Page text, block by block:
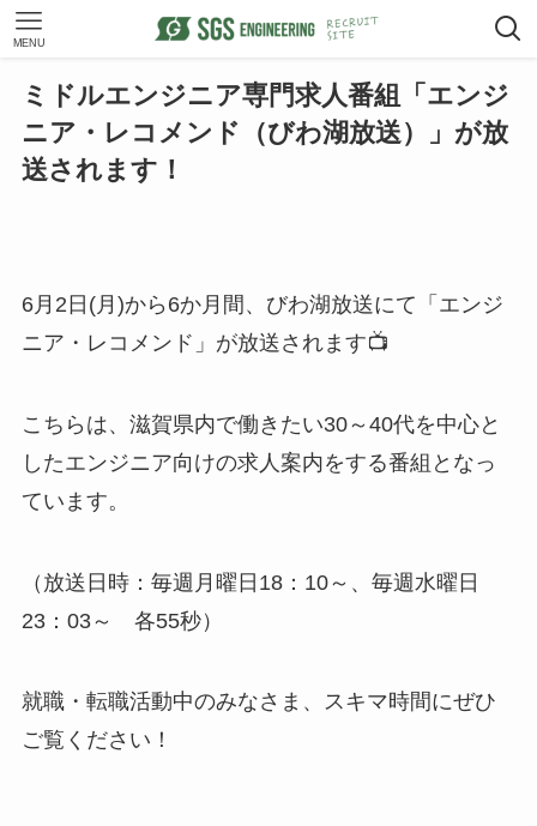
MENU
ホーム
ミドルエンジニア専門求人番組「エンジ
ニア・レコメンド（びわ湖放送）」が放
送されます！
6月2日(月)から6か月間、びわ湖放送にて「エンジ
ニア・レコメンド」が放送されます📺
こちらは、滋賀県内で働きたい30～40代を中心と
したエンジニア向けの求人案内をする番組となっ
ています。
（放送日時：毎週月曜日18：10～、毎週水曜日
23：03～ 各55秒）
就職・転職活動中のみなさま、スキマ時間にぜひ
ご覧ください！